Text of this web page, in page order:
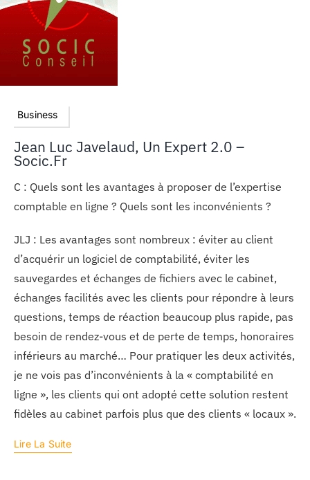
Business
Jean Luc Javelaud, Un Expert 2.0 –
Socic.fr
C : Quels sont les avantages à proposer de l’expertise
comptable en ligne ? Quels sont les inconvénients ?
JLJ : Les avantages sont nombreux : éviter au client
d’acquérir un logiciel de comptabilité, éviter les
sauvegardes et échanges de fichiers avec le cabinet,
échanges facilités avec les clients pour répondre à leurs
questions, temps de réaction beaucoup plus rapide, pas
besoin de rendez-vous et de perte de temps, honoraires
inférieurs au marché… Pour pratiquer les deux activités,
je ne vois pas d’inconvénients à la « comptabilité en
ligne », les clients qui ont adopté cette solution restent
fidèles au cabinet parfois plus que des clients « locaux ».
Lire La Suite